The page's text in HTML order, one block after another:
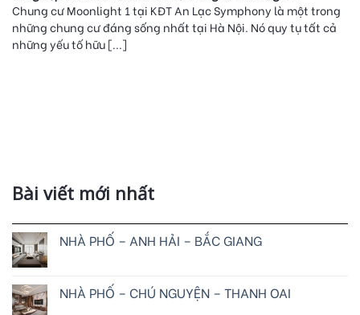
Chung cư Moonlight 1 tại KĐT An Lạc Symphony là một trong
những chung cư đáng sống nhất tại Hà Nội. Nó quy tụ tất cả
những yếu tố hữu [...]
Bài viết mới nhất
NHÀ PHỐ – ANH HẢI – BẮC GIANG
NHÀ PHỐ – CHÚ NGUYỆN – THANH OAI